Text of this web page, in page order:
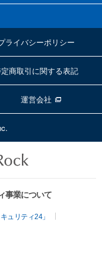
ライバシーポリシー
商取引に関する表記
運営会社
事業について
ュリティ24」